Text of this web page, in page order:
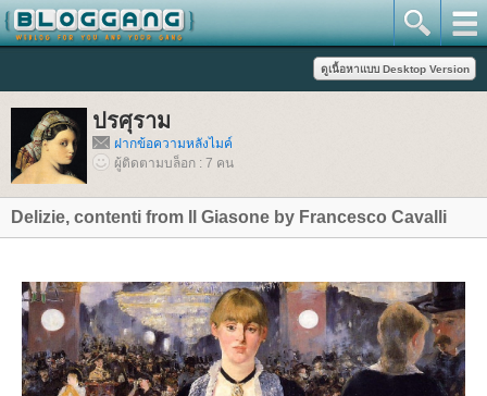
ปรศุราม
ฝากข้อความหลังไมค์
ผู้ติดตามบล็อก : 7 คน
Delizie, contenti from Il Giasone by Francesco Cavalli